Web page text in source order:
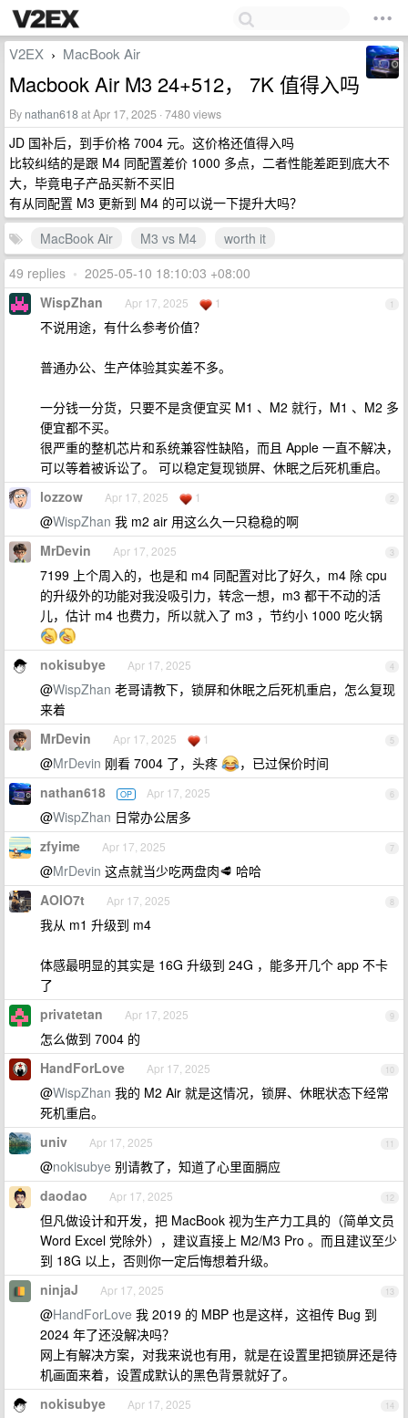
V2EX › MacBook Air
Macbook Air M3 24+512， 7K 值得入吗
By nathan618at Apr 17, 2025 · 7480 views
JD 国补后，到手价格 7004 元。这价格还值得入吗
比较纠结的是跟 M4 同配置差价 1000 多点，二者性能差距到底大不
大，毕竟电子产品买新不买旧
有从同配置 M3 更新到 M4 的可以说一下提升大吗？
MacBook Air
M3 vs M4
worth it
49 replies • 2025-05-10 18:10:03 +08:00
1
WispZhan Apr 17, 2025 1
不说用途，有什么参考价值？
普通办公、生产体验其实差不多。
一分钱一分货，只要不是贪便宜买 M1 、M2 就行，M1 、M2 多
便宜都不买。
很严重的整机芯片和系统兼容性缺陷，而且 Apple 一直不解决，
可以等着被诉讼了。 可以稳定复现锁屏、休眠之后死机重启。
2
lozzow Apr 17, 2025 1
@WispZhan 我 m2 air 用这么久一只稳稳的啊
3
MrDevin Apr 17, 2025
7199 上个周入的，也是和 m4 同配置对比了好久，m4 除 cpu
的升级外的功能对我没吸引力，转念一想，m3 都干不动的活
儿，估计 m4 也费力，所以就入了 m3 ，节约小 1000 吃火锅
4
nokisubye Apr 17, 2025
@WispZhan 老哥请教下，锁屏和休眠之后死机重启，怎么复现
来着
5
MrDevin Apr 17, 2025 1
@MrDevin 刚看 7004 了，头疼 ，已过保价时间
6
nathan618 OP Apr 17, 2025
@WispZhan 日常办公居多
7
zfyime Apr 17, 2025
@MrDevin 这点就当少吃两盘肉🥩 哈哈
8
AOIO7t Apr 17, 2025
我从 m1 升级到 m4
体感最明显的其实是 16G 升级到 24G ，能多开几个 app 不卡
了
9
privatetan Apr 17, 2025
怎么做到 7004 的
10
HandForLove Apr 17, 2025
@WispZhan 我的 M2 Air 就是这情况，锁屏、休眠状态下经常
死机重启。
11
univ Apr 17, 2025
@nokisubye 别请教了，知道了心里面膈应
12
daodao Apr 17, 2025
但凡做设计和开发，把 MacBook 视为生产力工具的（简单文员
Word Excel 党除外），建议直接上 M2/M3 Pro 。而且建议至少
到 18G 以上，否则你一定后悔想着升级。
13
ninjaJ Apr 17, 2025
@HandForLove 我 2019 的 MBP 也是这样，这祖传 Bug 到
2024 年了还没解决吗？
网上有解决方案，对我来说也有用，就是在设置里把锁屏还是待
机画面来着，设置成默认的黑色背景就好了。
14
nokisubye Apr 17, 2025